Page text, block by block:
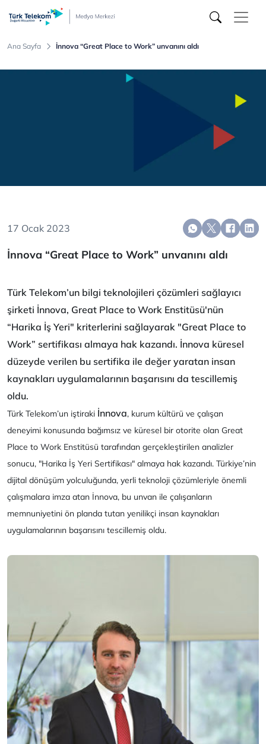
Telekom
Medya
Ana Sayfa İnnova “Great Place to Work” unvanını aldı
17 Ocak 2023
İnnova “Great Place to Work” unvanını aldı
Türk Telekom’un bilgi teknolojileri çözümleri sağlayıcı
şirketi İnnova, Great Place to Work Enstitüsü'nün
“Harika İş Yeri" kriterlerini sağlayarak "Great Place to
Work” sertifikası almaya hak kazandı. İnnova küresel
düzeyde verilen bu sertifika ile değer yaratan insan
kaynakları uygulamalarının başarısını da tescillemiş
oldu.
Türk Telekom’un iştiraki İnnova, kurum kültürü ve çalışan
deneyimi konusunda bağımsız ve küresel bir otorite olan Great
Place to Work Enstitüsü tarafından gerçekleştirilen analizler
sonucu, "Harika İş Yeri Sertifikası" almaya hak kazandı. Türkiye’nin
dijital dönüşüm yolculuğunda, yerli teknoloji çözümleriyle önemli
çalışmalara imza atan İnnova, bu unvan ile çalışanların
memnuniyetini ön planda tutan yenilikçi insan kaynakları
uygulamalarının başarısını tescillemiş oldu.